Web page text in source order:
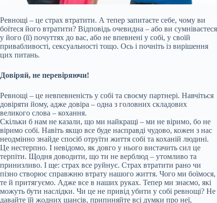
Ревнощі – це страх втратити. А тепер запитаєте себе, чому ви
боїтеся його втратити? Відповідь очевидна – або ви сумніваєтеся
у його (її) почуттях до вас, або не впевнені у собі, у своїй
привабливості, сексуальності тощо. Ось і почніть із вирішення
цих питань.
Довіряй, не перевіряючи!
Ревнощі – це невпевненість у собі та своєму партнері. Навчіться
довіряти йому, адже довіра – одна з головних складових
великого слова – кохання.
Скільки б нам не казали, що ми найкращі – ми не віримо, бо не
віримо собі. Навіть якщо все буде насправді чудово, кожен з нас
неодмінно знайде спосіб отруїти життя собі та коханій людині.
Це нестерпно. І невідомо, як довго у нього вистачить сил це
терпіти. Щодня доводити, що ти не верблюд – утомливо та
принизливо. І ще: страх все руйнує. Страх втратити рано чи
пізно створює справжню втрату нашого життя. Чого ми боїмося,
те й притягуємо. Адже все в наших руках. Тепер ми знаємо, які
можуть бути наслідки. Чи це не привід убити у собі ревнощі? Не
давайте їй жодних шансів, припиняйте всі думки про неї,